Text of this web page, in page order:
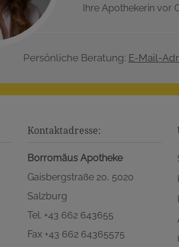
Ihre Apothekerin vor
Persönliche Beratung: E-Mail-
Kontaktadresse:
Borromäus Apotheke
Gaisbergstraße 20, 5020
Salzburg
Tel. +43 662 643655
Fax +43 662 64365575